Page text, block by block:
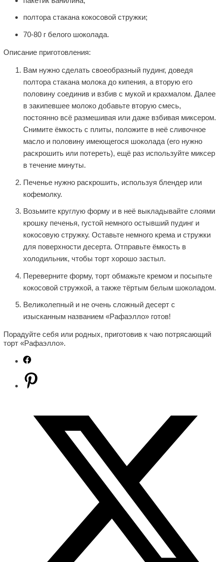
полтора стакана кокосовой стружки;
70-80 г белого шоколада.
Описание приготовления:
Вам нужно сделать своеобразный пудинг, доведя
полтора стакана молока до кипения, а вторую его
половину соединив и взбив с мукой и крахмалом. Далее
в закипевшее молоко добавьте вторую смесь,
постоянно всё размешивая или даже взбивая миксером.
Снимите ёмкость с плиты, положите в неё сливочное
масло и половину имеющегося шоколада (его нужно
раскрошить или потереть), ещё раз используйте миксер
в течение минуты.
Печенье нужно раскрошить, используя блендер или
кофемолку.
Возьмите круглую форму и в неё выкладывайте слоями
крошку печенья, густой немного остывший пудинг и
кокосовую стружку. Оставьте немного крема и стружки
для поверхности десерта. Отправьте ёмкость в
холодильник, чтобы торт хорошо застыл.
Переверните форму, торт обмажьте кремом и посыпьте
кокосовой стружкой, а также тёртым белым шоколадом.
Великолепный и не очень сложный десерт с
изысканным названием «Рафаэлло» готов!
Порадуйте себя или родных, приготовив к чаю потрясающий
торт «Рафаэлло».